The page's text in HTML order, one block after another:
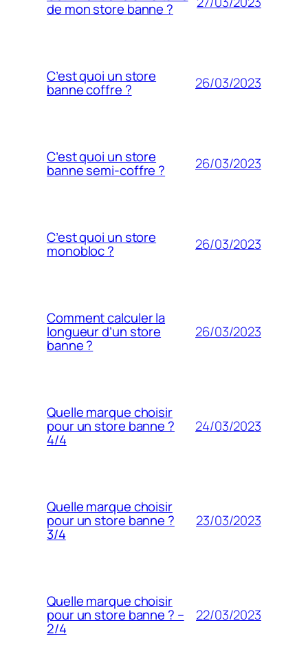
de mon store banne ?
C’est quoi un store
banne coffre ? 26/03/2023
C’est quoi un store
banne semi-coffre ? 26/03/2023
C’est quoi un store
monobloc ? 26/03/2023
Comment calculer la
longueur d’un store
banne ?
26/03/2023
Quelle marque choisir
pour un store banne ?
4/4
24/03/2023
Quelle marque choisir
pour un store banne ?
3/4
23/03/2023
Quelle marque choisir
pour un store banne ? –
2/4
22/03/2023